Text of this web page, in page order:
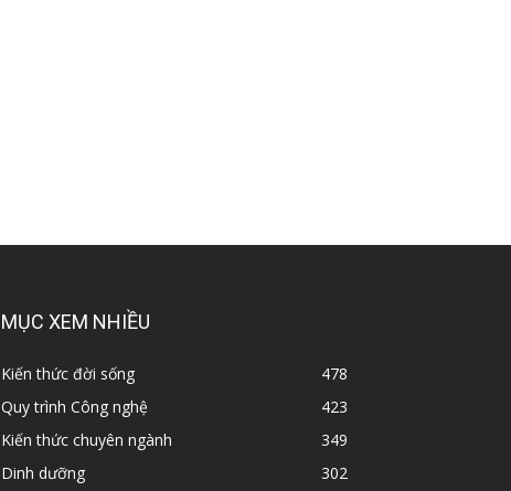
MỤC XEM NHIỀU
Kiến thức đời sống
478
Quy trình Công nghệ
423
Kiến thức chuyên ngành
349
Dinh dưỡng
302